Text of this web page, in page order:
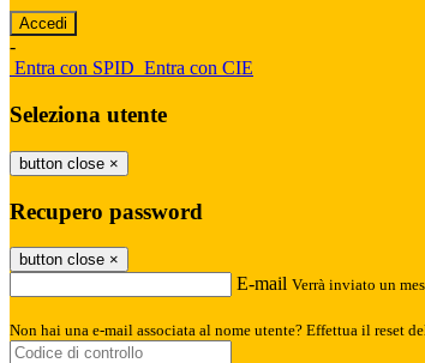
-
Entra con SPID Entra con CIE
Seleziona utente
button close ×
Recupero password
button close ×
E-mail Verrà inviato un
Non hai una e-mail associata al nome utente? Effettua il reset